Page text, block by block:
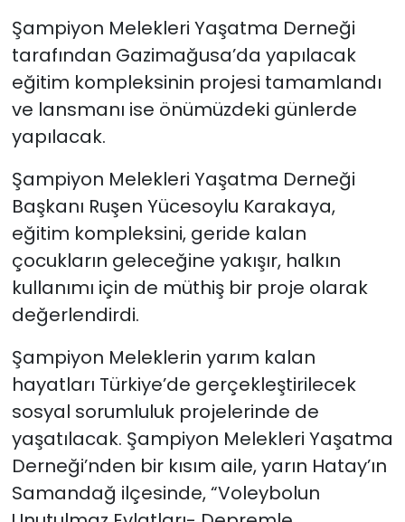
Şampiyon Melekleri Yaşatma Derneği
tarafından Gazimağusa’da yapılacak
eğitim kompleksinin projesi tamamlandı
ve lansmanı ise önümüzdeki günlerde
yapılacak.
Şampiyon Melekleri Yaşatma Derneği
Başkanı Ruşen Yücesoylu Karakaya,
eğitim kompleksini, geride kalan
çocukların geleceğine yakışır, halkın
kullanımı için de müthiş bir proje olarak
değerlendirdi.
Şampiyon Meleklerin yarım kalan
hayatları Türkiye’de gerçekleştirilecek
sosyal sorumluluk projelerinde de
yaşatılacak. Şampiyon Melekleri Yaşatma
Derneği’nden bir kısım aile, yarın Hatay’ın
Samandağ ilçesinde, “Voleybolun
Teknoloji
TÜRKiYE
Video Galeri
YAŞAM
Yazarlar